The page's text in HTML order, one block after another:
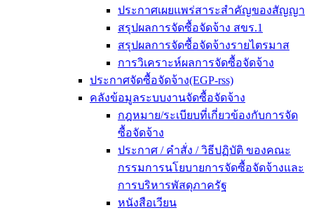
ประกาศเผยแพร่สาระสำคัญของสัญญา
สรุปผลการจัดซื้อจัดจ้าง สขร.1
สรุปผลการจัดซื้อจัดจ้างรายไตรมาส
การวิเคราะห์ผลการจัดซื้อจัดจ้าง
ประกาศจัดซื้อจัดจ้าง(EGP-rss)
คลังข้อมูลระบบงานจัดซื้อจัดจ้าง
กฎหมาย/ระเบียบที่เกี่ยวข้องกับการจัด
ซื้อจัดจ้าง
ประกาศ / คำสั่ง / วิธีปฏิบัติ ของคณะ
กรรมการนโยบายการจัดซื้อจัดจ้างและ
การบริหารพัสดุภาครัฐ
หนังสือเวียน